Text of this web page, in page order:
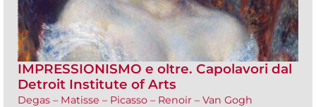
IMPRESSIONISMO e oltre. Capolavori dal
Detroit Institute of Arts
Degas – Matisse – Picasso – Renoir – Van Gogh